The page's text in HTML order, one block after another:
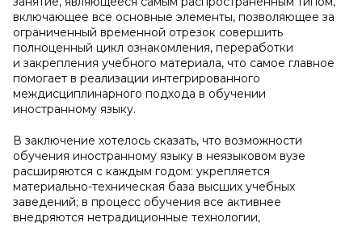
включающее все основные элементы, позволяющее за
ограниченный временной отрезок совершить
полноценный цикл ознакомления, переработки
и закрепления учебного материала, что самое главное
помогает в реализации интегрированного
междисциплинарного подхода в обучении
иностранному языку.
В заключение хотелось сказать, что возможности
обучения иностранному языку в неязыковом вузе
расширяются с каждым годом: укрепляется
материально-техническая база высших учебных
заведений; в процесс обучения все активнее
внедряются нетрадиционные технологии,